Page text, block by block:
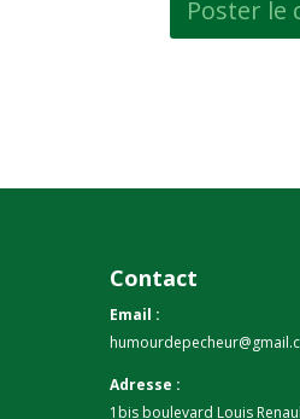
Contact
Email :
Adresse :
1bis boulevard Louis